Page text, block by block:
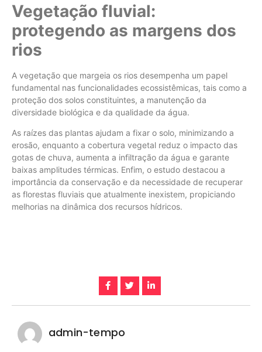
Vegetação fluvial:
protegendo as margens dos
rios
A vegetação que margeia os rios desempenha um papel
fundamental nas funcionalidades ecossistêmicas, tais como a
proteção dos solos constituintes, a manutenção da
diversidade biológica e da qualidade da água.
As raízes das plantas ajudam a fixar o solo, minimizando a
erosão, enquanto a cobertura vegetal reduz o impacto das
gotas de chuva, aumenta a infiltração da água e garante
baixas amplitudes térmicas. Enfim, o estudo destacou a
importância da conservação e da necessidade de recuperar
as florestas fluviais que atualmente inexistem, propiciando
melhorias na dinâmica dos recursos hídricos.
admin-tempo